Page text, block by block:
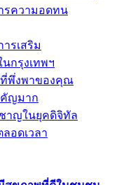
รความอดทน
รเสริม
นกรุงเทพฯ
ที่พึ่งพาของคุณ
คัญมาก
าญในยุคดิจิทัล
อดเวลา